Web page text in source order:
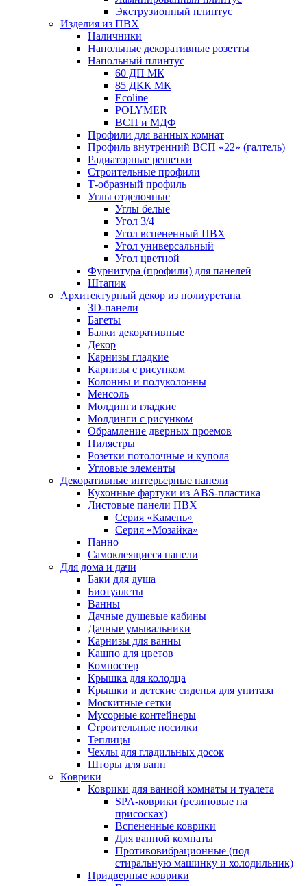
Экструзионный плинтус
Изделия из ПВХ
Наличники
Напольные декоративные розетты
Напольный плинтус
60 ДП МК
85 ДКК МК
Ecoline
POLYMER
ВСП и МДФ
Профили для ванных комнат
Профиль внутренний ВСП «22» (галтель)
Радиаторные решетки
Строительные профили
Т-образный профиль
Углы отделочные
Углы белые
Угол 3/4
Угол вспененный ПВХ
Угол универсальный
Угол цветной
Фурнитура (профили) для панелей
Штапик
Архитектурный декор из полиуретана
3D-панели
Багеты
Балки декоративные
Декор
Карнизы гладкие
Карнизы с рисунком
Колонны и полуколонны
Менсоль
Молдинги гладкие
Молдинги с рисунком
Обрамление дверных проемов
Пилястры
Розетки потолочные и купола
Угловые элементы
Декоративные интерьерные панели
Кухонные фартуки из ABS-пластика
Листовые панели ПВХ
Серия «Камень»
Серия «Мозайка»
Панно
Самоклеящиеся панели
Для дома и дачи
Баки для душа
Биотуалеты
Ванны
Дачные душевые кабины
Дачные умывальники
Карнизы для ванны
Кашпо для цветов
Компостер
Крышка для колодца
Крышки и детские сиденья для унитаза
Москитные сетки
Мусорные контейнеры
Строительные носилки
Теплицы
Чехлы для гладильных досок
Шторы для ванн
Коврики
Коврики для ванной комнаты и туалета
SPA-коврики (резиновые на
присосках)
Вспененные коврики
Для ванной комнаты
Противовибрационные (под
стиральную машинку и холодильник)
Придверные коврики